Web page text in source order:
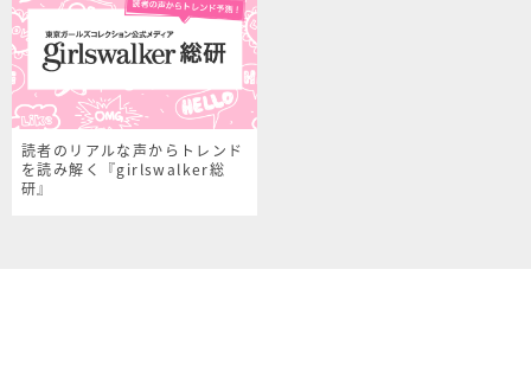
読者のリアルな声からトレンド
を読み解く『girlswalker総
研』